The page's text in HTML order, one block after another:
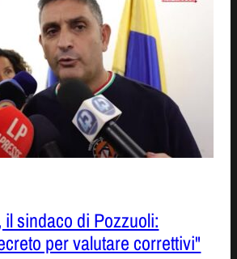
sindaco di Pozzuoli:
per valutare correttivi"